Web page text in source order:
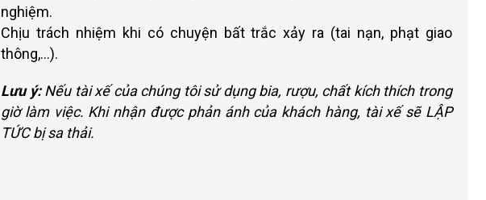
nghiệm.
Chịu trách nhiệm khi có chuyện bất trắc xảy ra (tai nạn, phạt giao
thông,…).
Lưu ý:Nếu tài xế của chúng tôi sử dụng bia, rượu, chất kích thích trong
giờ làm việc. Khi nhận được phản ánh của khách hàng, tài xế sẽ LẬP
TỨC bị sa thải.